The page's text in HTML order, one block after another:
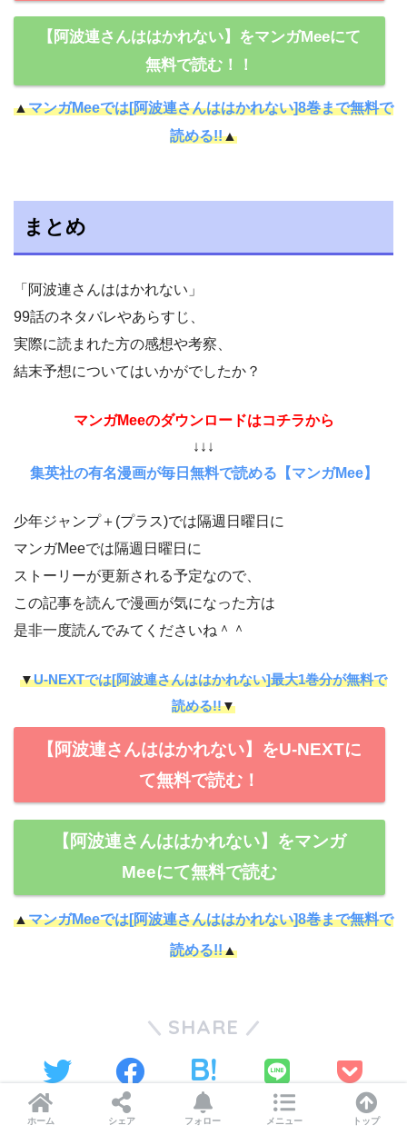
【阿波連さんははかれない】をマンガMeeにて
無料で読む！！
▲マンガMeeでは[阿波連さんははかれない]8巻まで無料で
読める!!▲
まとめ
「阿波連さんははかれない」
99話のネタバレやあらすじ、
実際に読まれた方の感想や考察、
結末予想についてはいかがでしたか？
マンガMeeのダウンロードはコチラから
↓↓↓
集英社の有名漫画が毎日無料で読める【マンガMee】
少年ジャンプ＋(プラス)では隔週日曜日に
マンガMeeでは隔週日曜日に
ストーリーが更新される予定なので、
この記事を読んで漫画が気になった方は
是非一度読んでみてくださいね＾＾
▼U-NEXTでは[阿波連さんははかれない]最大1巻分が無料で
読める!!▼
【阿波連さんははかれない】をU-NEXTに
て無料で読む！
【阿波連さんははかれない】をマンガ
Meeにて無料で読む
▲マンガMeeでは[阿波連さんははかれない]8巻まで無料で
読める!!▲
SHARE
ツイート シェア はてブ LINE Pocket
ホーム シェア フォロー メニュー トップ